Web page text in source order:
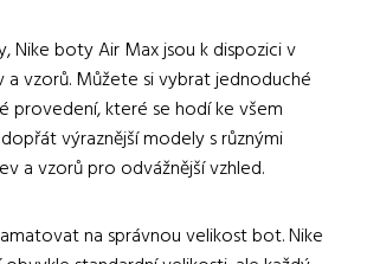
Nike boty Air Max jsou k dispozici v
a vzorů. Můžete si vybrat jednoduché
provedení, které se hodí ke všem
výraznější modely s různými
a vzorů pro odvážnější vzhled.
na správnou velikost bot. Nike